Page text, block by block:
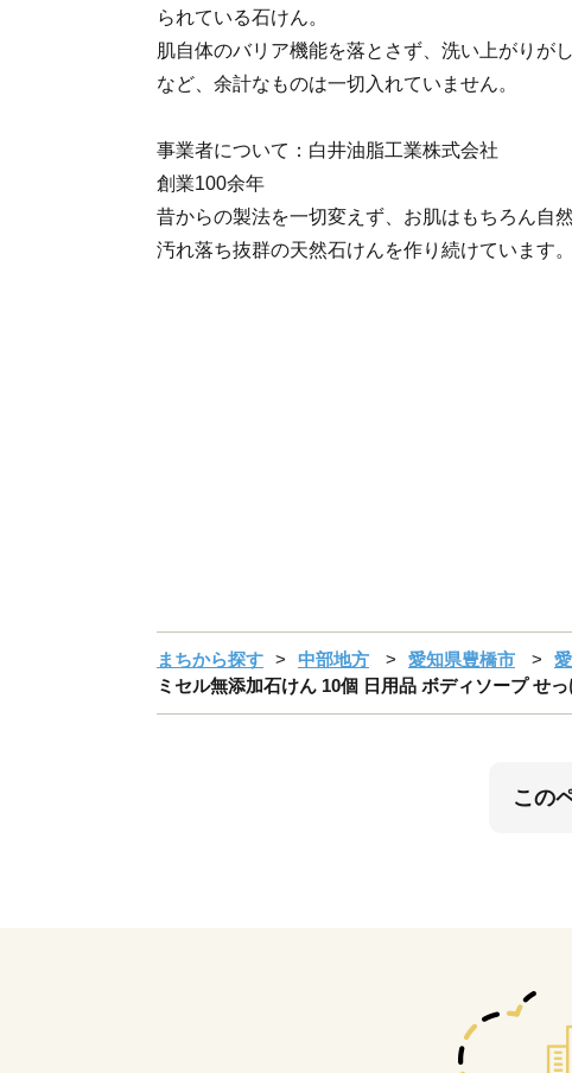
られている石けん。
肌自体のバリア機能を落とさず、洗い上がりが
など、余計なものは一切入れていません。
事業者について：白井油脂工業株式会社
創業100余年
昔からの製法を一切変えず、お肌はもちろん自
汚れ落ち抜群の天然石けんを作り続けています。
まちから探す 中部地方 愛知県豊橋市
ミセル無添加石けん 10個 日用品 ボディソープ せ
この